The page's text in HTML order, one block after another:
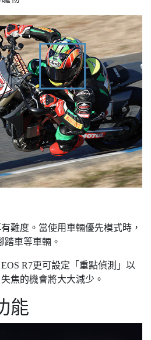
難度。當使用車輛優先模式時，
踏車等車輛。
R7更可設定「重點偵測」以
焦的機會將大大減少。
能